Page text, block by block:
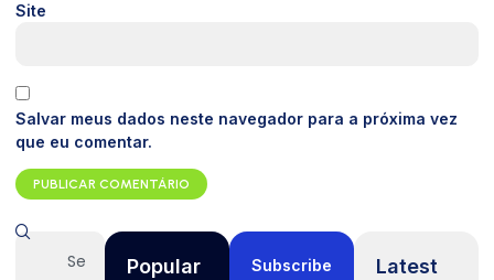
Site
Salvar meus dados neste navegador para a próxima vez
que eu comentar.
Popular
Subscribe
Latest